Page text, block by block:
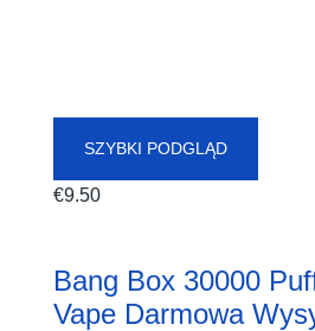
SZYBKI PODGLĄD
€9.50
Bang Box 30000
Vape Darmowa